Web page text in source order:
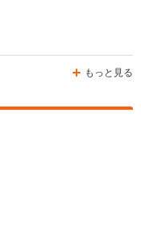
もっと見る